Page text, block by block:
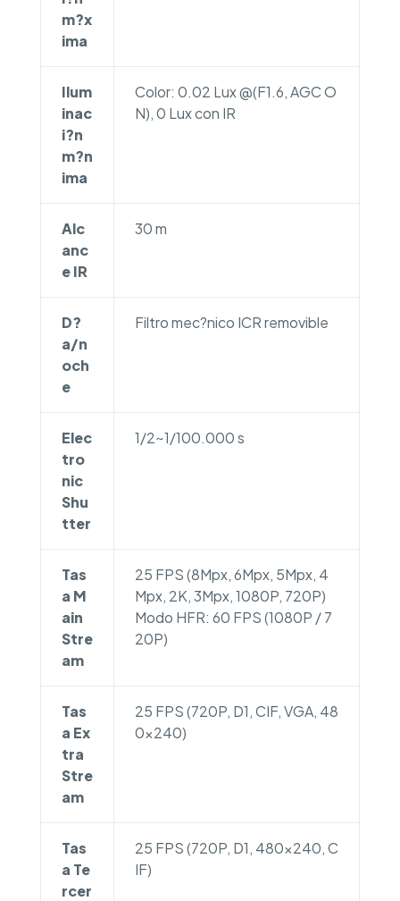
m?x
ima
Ilum
inac
i?n
m?n
ima
Color: 0.02 Lux @(F1.6, AGC O
N), 0 Lux con IR
Alc
anc
e IR
30 m
D?
a/n
och
e
Filtro mec?nico ICR removible
Elec
tro
nic
Shu
tter
1/2~1/100.000 s
Tas
a M
ain
Stre
am
25 FPS (8Mpx, 6Mpx, 5Mpx, 4
Mpx, 2K, 3Mpx, 1080P, 720P)
Modo HFR: 60 FPS (1080P / 7
20P)
Tas
a Ex
tra
Stre
am
25 FPS (720P, D1, CIF, VGA, 48
0×240)
Tas
a Te
rcer
25 FPS (720P, D1, 480×240, C
IF)